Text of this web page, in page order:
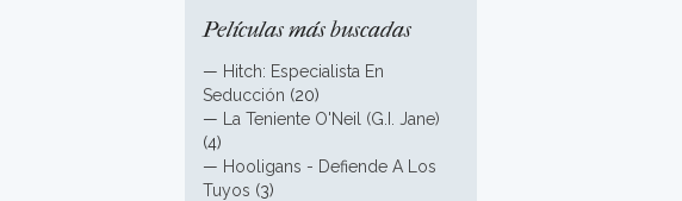
Películas más buscadas
— Hitch: Especialista En
Seducción (20)
—
La Teniente O'Neil (G.I. Jane)
(4)
— Hooligans - Defiende A Los
Tuyos (3)